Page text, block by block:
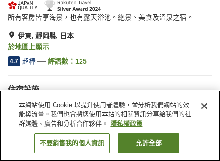
所有客房皆享海景，也有露天浴池。絶景、美食及溫泉之宿。
伊東, 靜岡縣, 日本
於地圖上顯示
4.7 超棒 評語數： 125
住宿設施
餐廳
私人餐廳
休息室
酒吧
日本 靜岡縣 伊東 風之薰 Umi 豪華日式飯店
找客房
本網站使用 Cookie 以提升使用者體驗，並分析我們網站的效
能與流量。我們也會將您使用本站的相關資訊分享給我們的社
群媒體、廣告和分析合作夥伴。
隱私權政策
不要銷售我的個人資訊 允許全部